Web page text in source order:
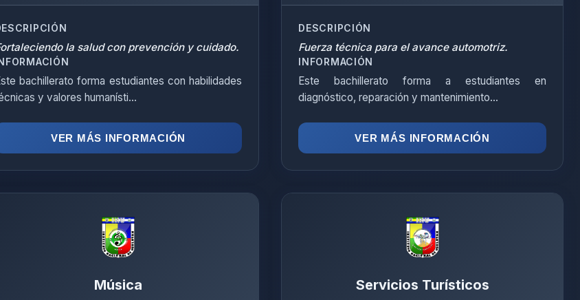
la salud con prevención y cuidado.
bachillerato forma estudiantes con habilidades
y valores humanísti...
VER MÁS INFORMACIÓN
DESCRIPCIÓN
Fuerza técnica para el avance automotriz.
INFORMACIÓN
Este bachillerato forma a estudiantes en
diagnóstico, reparación y mantenimiento...
VER MÁS INFORMACIÓN
Música Servicios Turísticos